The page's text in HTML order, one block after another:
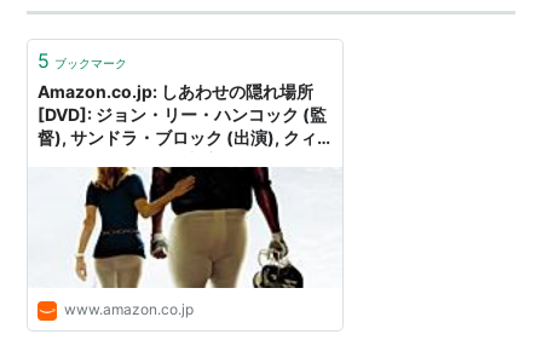
5 ブックマーク
Amazon.co.jp: しあわせの隠れ場所
[DVD]: ジョン・リー・ハンコック (監
督), サンドラ・ブロック (出演), クィ
ッグロウ (出演), キャシー・ベイツ (出
演), リリー・コリンズ (出演), ジェ
イ・ヘッド (出演): DVD
www.amazon.co.jp